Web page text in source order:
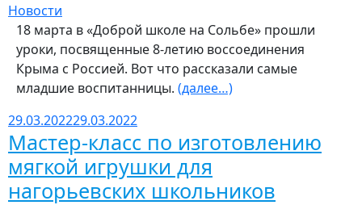
Новости
18 марта в «Доброй школе на Сольбе» прошли
уроки, посвященные 8-летию воссоединения
Крыма с Россией. Вот что рассказали самые
младшие воспитанницы. (далее…)
29.03.202229.03.2022
Мастер-класс по изготовлению
мягкой игрушки для
нагорьевских школьников